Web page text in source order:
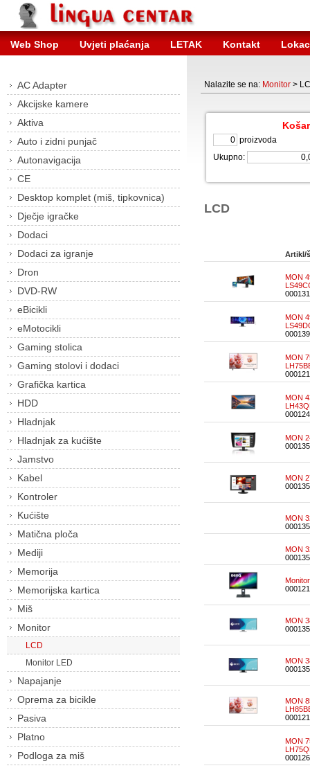
Web Shop Uvjeti plaćanja LETAK Kontakt
AC Adapter
Akcijske kamere
Aktiva
Auto i zidni punjač
Autonavigacija
CE
Desktop komplet (miš, tipkovnica)
Dječje igračke
Dodaci
Dodaci za igranje
Dron
DVD-RW
eBicikli
eMotocikli
Gaming stolica
Gaming stolovi i dodaci
Grafička kartica
HDD
Hladnjak
Hladnjak za kućište
Jamstvo
Kabel
Kontroler
Kućište
Matična ploča
Mediji
Memorija
Memorijska kartica
Miš
Monitor
LCD
Monitor LED
Napajanje
Oprema za bicikle
Pasiva
Platno
Podloga za miš
Nalazite se na: Monitor >
proizvoda
Ukupno:
LCD
Artikl/
MON
MON
MON
MON
MON
MON
MON
MON
MON
MON
MON
MON